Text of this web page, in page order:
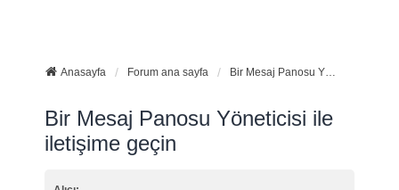
Anasayfa Forum ana sayfa Bir Mesaj Panosu Yöneticisi ile iletişime geçin
Bir Mesaj Panosu Yöneticisi ile
iletişime geçin